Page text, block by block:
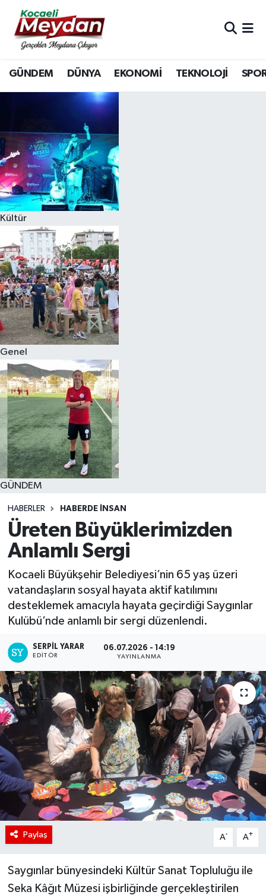
GÜNDEM DÜNYA EKONOMİ TEKNOLOJİ
Kültür
Genel
GÜNDEM
HABERLER HABERDE INSAN
Üreten Büyüklerimizden
Anlamlı Sergi
Kocaeli Büyükşehir Belediyesi’nin 65 yaş üzeri
vatandaşların sosyal hayata aktif katılımını
desteklemek amacıyla hayata geçirdiği Saygınlar
Kulübü’nde anlamlı bir sergi düzenlendi.
SERPİL YARAR
EDITÖR
06.07.2026 - 14:19
YAYINLANMA
Paylaş A- A+
Saygınlar bünyesindeki Kültür Sanat Topluluğu ile
Seka Kâğıt Müzesi işbirliğinde gerçekleştirilen
Nöbetçi Eczaneler
Hava Durumu
Trafik Durumu
Süper Lig Puan Durumu ve Fikstür
Tüm Manşetler
Son Dakika Haberleri
Haber Arşivi